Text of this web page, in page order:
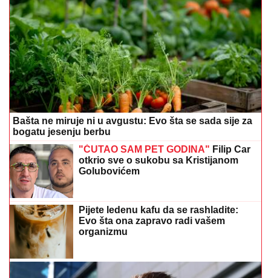
Bašta ne miruje ni u avgustu: Evo šta se sada sije za
bogatu jesenju berbu
"ĆUTAO SAM PET GODINA" Filip Car
otkrio sve o sukobu sa Kristijanom
Golubovićem
Pijete ledenu kafu da se rashladite:
Evo šta ona zapravo radi vašem
organizmu